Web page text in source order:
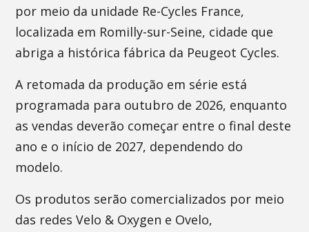
por meio da unidade Re-Cycles France,
localizada em Romilly-sur-Seine, cidade que
abriga a histórica fábrica da Peugeot Cycles.
A retomada da produção em série está
programada para outubro de 2026, enquanto
as vendas deverão começar entre o final deste
ano e o início de 2027, dependendo do
modelo.
Os produtos serão comercializados por meio
das redes Velo & Oxygen e Ovelo,